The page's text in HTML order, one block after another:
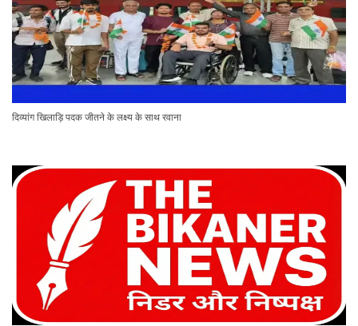
दिव्यांग खिलाड़ि पदक जीतने के लक्ष्य के साथ रवाना